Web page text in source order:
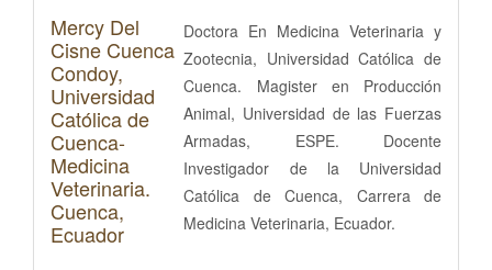
Mercy Del
Cisne Cuenca
Condoy,
Universidad
Católica de
Cuenca-
Medicina
Veterinaria.
Cuenca,
Ecuador
Doctora En Medicina Veterinaria y
Zootecnia, Universidad Católica de
Cuenca. Magister en Producción
Animal, Universidad de las Fuerzas
Armadas, ESPE. Docente
Investigador de la Universidad
Católica de Cuenca, Carrera de
Medicina Veterinaria, Ecuador.